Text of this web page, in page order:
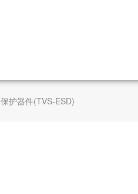
保护器件(TVS-ESD)